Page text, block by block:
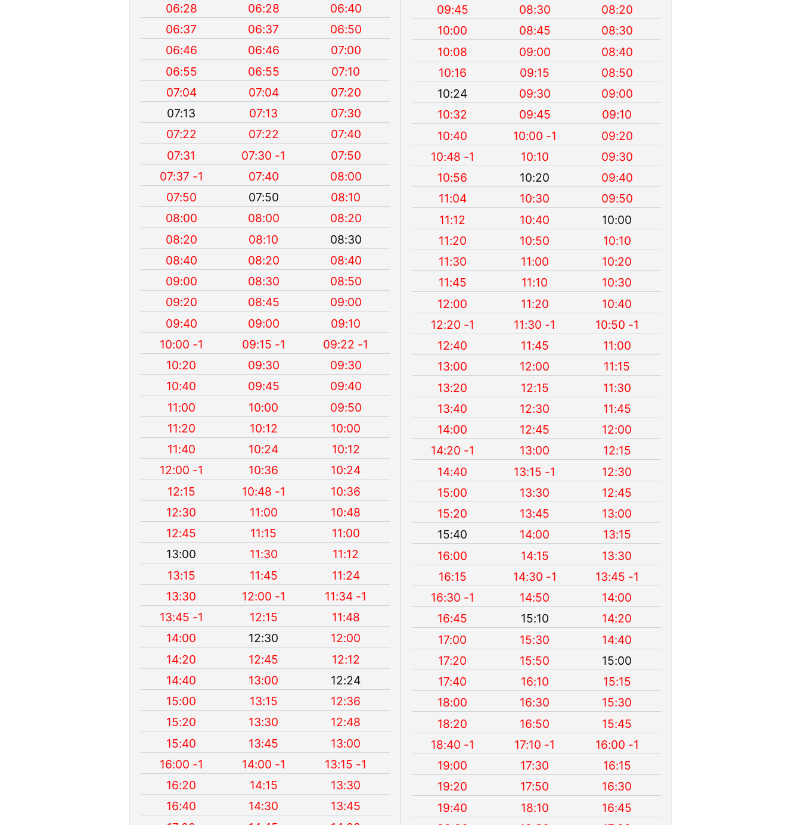
06:28
06:28
06:40
06:37
06:37
06:50
06:46
06:46
07:00
06:55
06:55
07:10
07:04
07:04
07:20
07:13
07:13
07:30
07:22
07:22
07:40
07:31
07:30 -1
07:50
07:37 -1
07:40
08:00
07:50
07:50
08:10
08:00
08:00
08:20
08:20
08:10
08:30
08:40
08:20
08:40
09:00
08:30
08:50
09:20
08:45
09:00
09:40
09:00
09:10
10:00 -1
09:15 -1
09:22 -1
10:20
09:30
09:30
10:40
09:45
09:40
11:00
10:00
09:50
11:20
10:12
10:00
11:40
10:24
10:12
12:00 -1
10:36
10:24
12:15
10:48 -1
10:36
12:30
11:00
10:48
12:45
11:15
11:00
13:00
11:30
11:12
13:15
11:45
11:24
13:30
12:00 -1
11:34 -1
13:45 -1
12:15
11:48
14:00
12:30
12:00
14:20
12:45
12:12
14:40
13:00
12:24
15:00
13:15
12:36
15:20
13:30
12:48
15:40
13:45
13:00
16:00 -1
14:00 -1
13:15 -1
16:20
14:15
13:30
16:40
14:30
13:45
09:45
08:30
08:20
10:00
08:45
08:30
10:08
09:00
08:40
10:16
09:15
08:50
10:24
09:30
09:00
10:32
09:45
09:10
10:40
10:00 -1
09:20
10:48 -1
10:10
09:30
10:56
10:20
09:40
11:04
10:30
09:50
11:12
10:40
10:00
11:20
10:50
10:10
11:30
11:00
10:20
11:45
11:10
10:30
12:00
11:20
10:40
12:20 -1
11:30 -1
10:50 -1
12:40
11:45
11:00
13:00
12:00
11:15
13:20
12:15
11:30
13:40
12:30
11:45
14:00
12:45
12:00
14:20 -1
13:00
12:15
14:40
13:15 -1
12:30
15:00
13:30
12:45
15:20
13:45
13:00
15:40
14:00
13:15
16:00
14:15
13:30
16:15
14:30 -1
13:45 -1
16:30 -1
14:50
14:00
16:45
15:10
14:20
17:00
15:30
14:40
17:20
15:50
15:00
17:40
16:10
15:15
18:00
16:30
15:30
18:20
16:50
15:45
18:40 -1
17:10 -1
16:00 -1
19:00
17:30
16:15
19:20
17:50
16:30
19:40
18:10
16:45